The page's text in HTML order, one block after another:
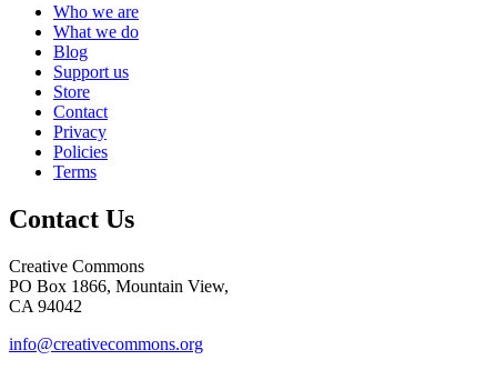
Who we are
What we do
Blog
Support us
Store
Contact
Privacy
Policies
Terms
Contact Us
Creative Commons
PO Box 1866, Mountain View,
CA 94042
info@creativecommons.org